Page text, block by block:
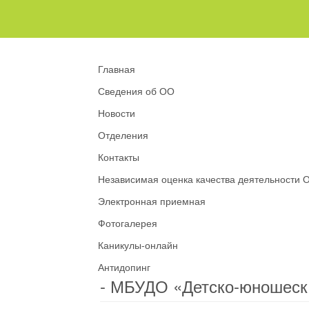
Главная
Сведения об ОО
Новости
Отделения
Контакты
Независимая оценка качества деятельности
Электронная приемная
Фотогалерея
Каникулы-онлайн
Антидопинг
- МБУДО «Детско-